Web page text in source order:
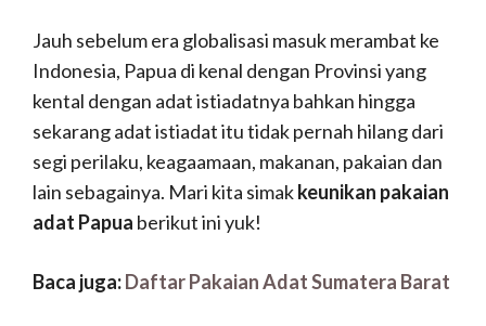
Jauh sebelum era globalisasi masuk merambat ke
Indonesia, Papua di kenal dengan Provinsi yang
kental dengan adat istiadatnya bahkan hingga
sekarang adat istiadat itu tidak pernah hilang dari
segi perilaku, keagaamaan, makanan, pakaian dan
lain sebagainya. Mari kita simakkeunikan pakaian
adat Papua berikut ini yuk!
Baca juga:Daftar Pakaian Adat Sumatera Barat